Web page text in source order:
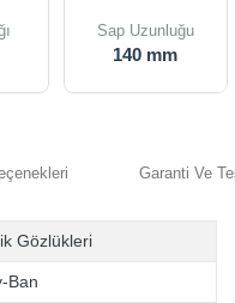
Sap Uzunluğu
140 mm
Garanti Ve
Gözlükleri
Ban